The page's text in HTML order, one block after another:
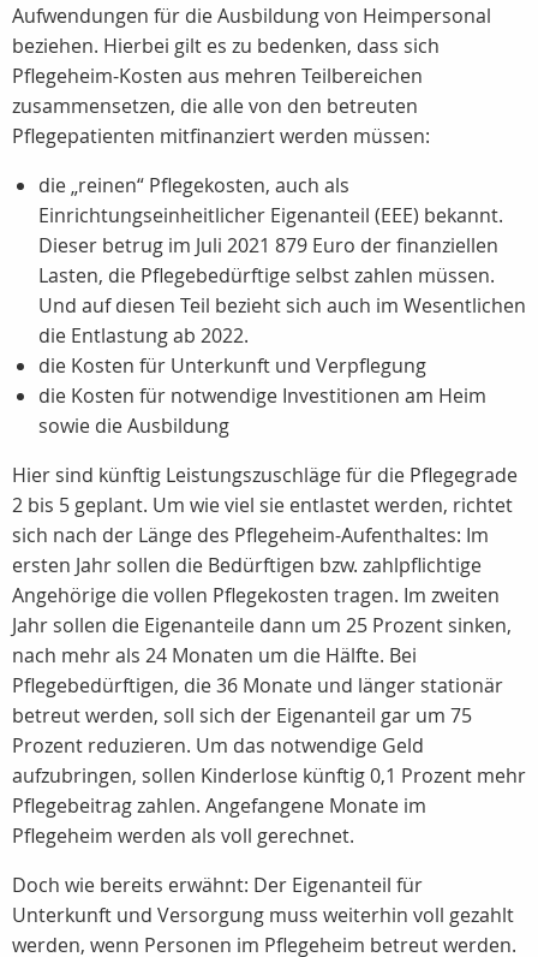
Aufwendungen für die Ausbildung von Heimpersonal
beziehen. Hierbei gilt es zu bedenken, dass sich
Pflegeheim-Kosten aus mehren Teilbereichen
zusammensetzen, die alle von den betreuten
Pflegepatienten mitfinanziert werden müssen:
die „reinen“ Pflegekosten, auch als
Einrichtungseinheitlicher Eigenanteil (EEE) bekannt.
Dieser betrug im Juli 2021 879 Euro der finanziellen
Lasten, die Pflegebedürftige selbst zahlen müssen.
Und auf diesen Teil bezieht sich auch im Wesentlichen
die Entlastung ab 2022.
die Kosten für Unterkunft und Verpflegung
die Kosten für notwendige Investitionen am Heim
sowie die Ausbildung
Hier sind künftig Leistungszuschläge für die Pflegegrade
2 bis 5 geplant. Um wie viel sie entlastet werden, richtet
sich nach der Länge des Pflegeheim-Aufenthaltes: Im
ersten Jahr sollen die Bedürftigen bzw. zahlpflichtige
Angehörige die vollen Pflegekosten tragen. Im zweiten
Jahr sollen die Eigenanteile dann um 25 Prozent sinken,
nach mehr als 24 Monaten um die Hälfte. Bei
Pflegebedürftigen, die 36 Monate und länger stationär
betreut werden, soll sich der Eigenanteil gar um 75
Prozent reduzieren. Um das notwendige Geld
aufzubringen, sollen Kinderlose künftig 0,1 Prozent mehr
Pflegebeitrag zahlen. Angefangene Monate im
Pflegeheim werden als voll gerechnet.
Doch wie bereits erwähnt: Der Eigenanteil für
Unterkunft und Versorgung muss weiterhin voll gezahlt
werden, wenn Personen im Pflegeheim betreut werden.